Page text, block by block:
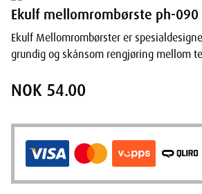
Ekulf mellomrombørste ph-090
Ekulf Mellomrombørster er
grundig og skånsom rengjøring mellom
NOK 54.00